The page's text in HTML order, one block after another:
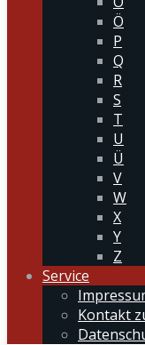
Ö
P
Q
R
S
T
U
Ü
V
W
X
Y
Z
Service
Kontakt